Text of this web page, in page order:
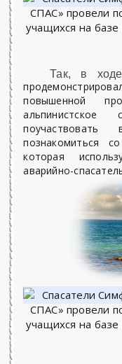
Так, в ходе
повышенной
альпинистское
познакомиться
которая
аварийно-